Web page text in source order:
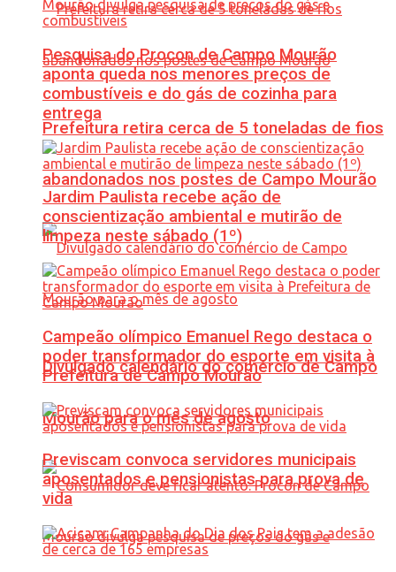
Prefeitura retira cerca de 5 toneladas de fios
abandonados nos postes de Campo Mourão
Divulgado calendário do comércio de Campo
Mourão para o mês de agosto
Pesquisa do Procon de Campo Mourão
aponta queda nos menores preços de
combustíveis e do gás de cozinha para
entrega
Jardim Paulista recebe ação de
conscientização ambiental e mutirão de
limpeza neste sábado (1º)
Campeão olímpico Emanuel Rego destaca o
poder transformador do esporte em visita à
Prefeitura de Campo Mourão
Previscam convoca servidores municipais
aposentados e pensionistas para prova de
vida